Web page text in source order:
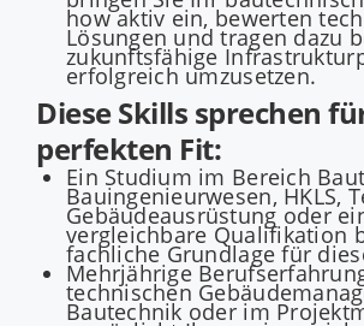
how aktiv ein, bewerten
Lösungen und tragen dazu
zukunftsfähige
erfolgreich umzusetzen.
Diese Skills sprechen
perfekten Fit:
Ein Studium im Bereich
Bauingenieurwesen, HKLS,
Gebäudeausrüstung oder
vergleichbare Qualifikation
fachliche Grundlage für
Mehrjährige
technischen
Bautechnik oder im